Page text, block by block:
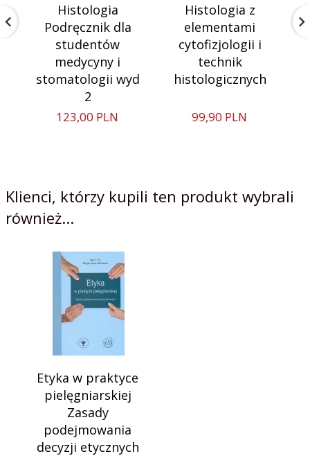
Histologia
Podręcznik dla
studentów
medycyny i
stomatologii wyd
2
123,00 PLN
Histologia z
elementami
cytofizjologii i
technik
histologicznych
99,90 PLN
Klienci, którzy kupili ten produkt wybrali
również...
Etyka w praktyce
pielęgniarskiej
Zasady
podejmowania
decyzji etycznych